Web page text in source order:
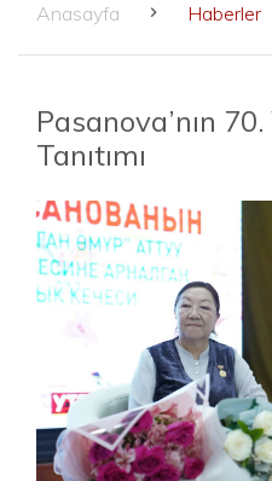
Anasayfa Haberler
Pasanova’nın 70.
Tanıtımı